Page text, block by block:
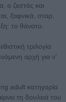
ο ζεστός και
ξαφνικά, σταρ,
το θάνατο.
τριλογία
αρχή για ν’
adult κατηγορία
τη δουλειά του